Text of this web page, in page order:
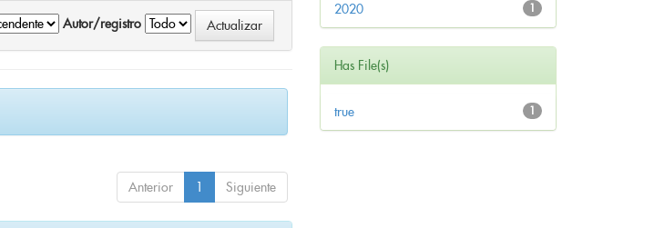
Autor/registro
Anterior 1 Siguiente
1
2020
Has File(s)
1
true